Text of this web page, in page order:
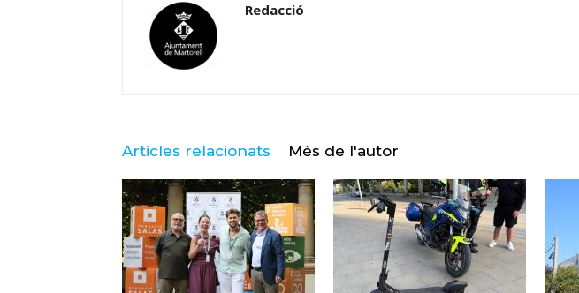
Redacció
Articles relacionats Més de l'autor